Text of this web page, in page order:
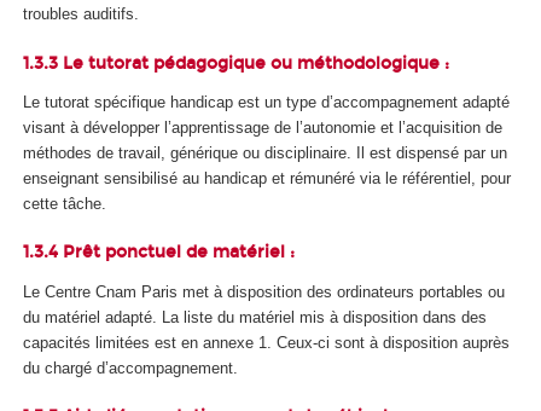
troubles auditifs.
1.3.3 Le tutorat pédagogique ou méthodologique :
Le tutorat spécifique handicap est un type d’accompagnement adapté
visant à développer l’apprentissage de l’autonomie et l’acquisition de
méthodes de travail, générique ou disciplinaire. Il est dispensé par un
enseignant sensibilisé au handicap et rémunéré via le référentiel, pour
cette tâche.
1.3.4 Prêt ponctuel de matériel :
Le Centre Cnam Paris met à disposition des ordinateurs portables ou
du matériel adapté. La liste du matériel mis à disposition dans des
capacités limitées est en annexe 1. Ceux-ci sont à disposition auprès
du chargé d’accompagnement.